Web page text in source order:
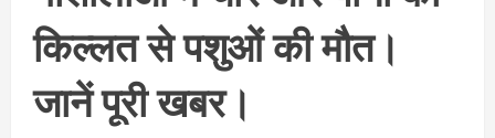
किल्लत से पशुओं की मौत।
जानें पूरी खबर।